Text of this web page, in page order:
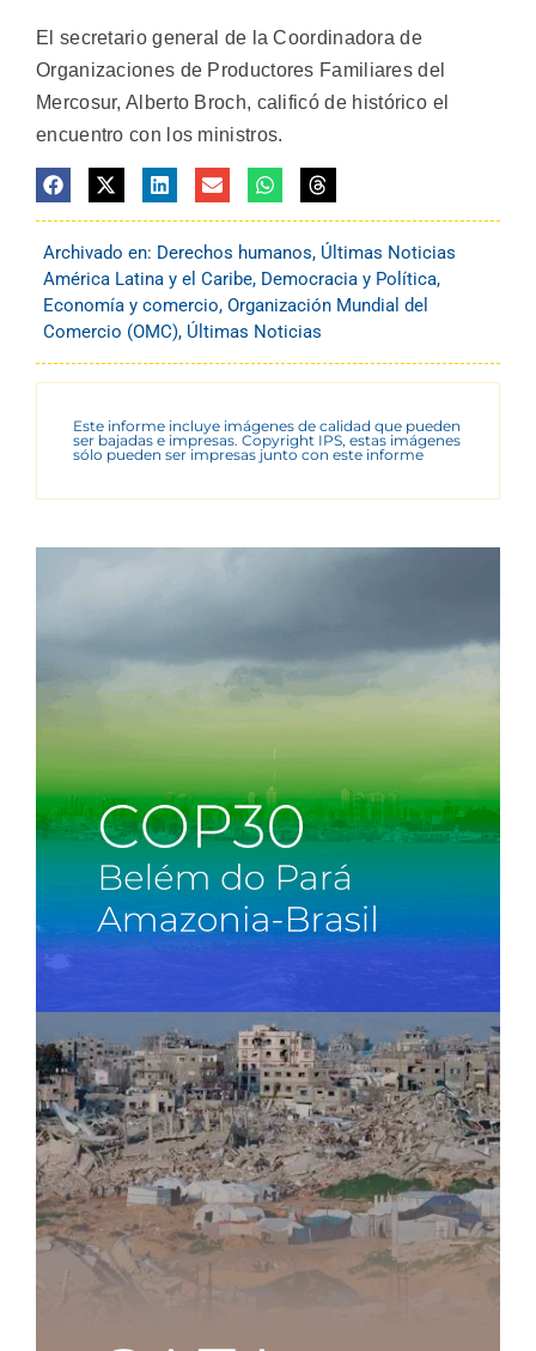
El secretario general de la Coordinadora de
Organizaciones de Productores Familiares del
Mercosur, Alberto Broch, calificó de histórico el
encuentro con los ministros.
Archivado en: Derechos humanos, Últimas Noticias
América Latina y el Caribe, Democracia y Política,
Economía y comercio, Organización Mundial del
Comercio (OMC), Últimas Noticias
Este informe incluye imágenes de calidad que pueden
ser bajadas e impresas. Copyright IPS, estas imágenes
sólo pueden ser impresas junto con este informe